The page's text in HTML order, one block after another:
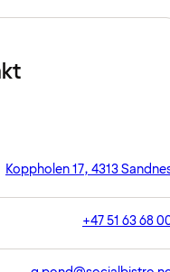
Koppholen 17, 4313
+47 51 63 68